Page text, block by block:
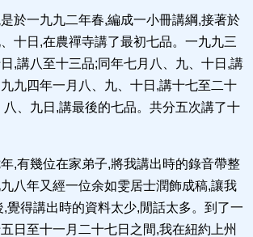
於一九九二年春,編成一小冊講綱,接著於
十日,在農禪寺講了最初七品。一九九三
,講八至十三品;同年七月八、九、十日,講
九四年一月八、九、十日,講十七至二十
、九日,講最後的七品。共分五次講了十
,有幾位在家弟子,將我講出時的錄音帶整
八年又經一位余如雯居士潤飾成稿,讓我
覺得講出時的資料太少,閒話太多。到了一
日至十一月二十七日之間,我在紐約上州